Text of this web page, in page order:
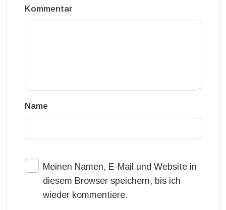
Kommentar
Name
Meinen Namen, E-Mail und Website in
diesem Browser speichern, bis ich
wieder kommentiere.